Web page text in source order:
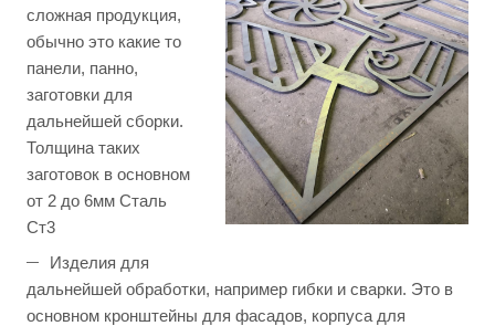
сложная продукция,
обычно это какие то
панели, панно,
заготовки для
дальнейшей сборки.
Толщина таких
заготовок в основном
от 2 до 6мм Сталь
Ст3
Изделия для
дальнейшей обработки, например гибки и сварки. Это в
основном кронштейны для фасадов, корпуса для